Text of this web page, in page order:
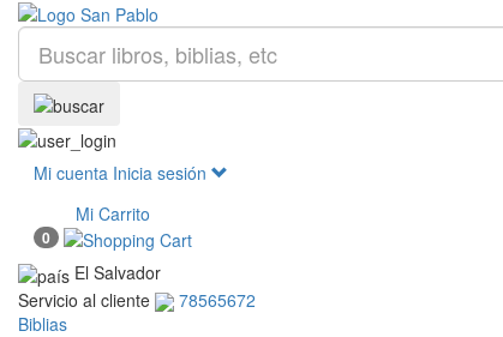
Mi cuenta Inicia sesión
Mi Carrito
0
El Salvador
Servicio al cliente
78565672
Biblias